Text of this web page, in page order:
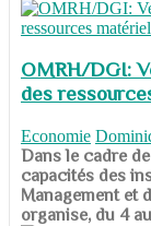
OMRH/DGI:
des
Economie
Dans le cadre
capacités des
Management et
organise, du 4